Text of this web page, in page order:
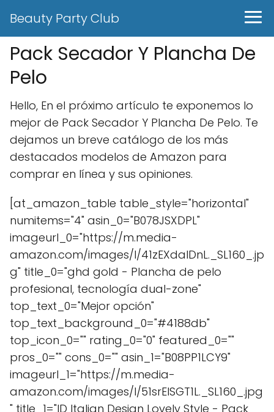
Beauty Party Club
Pack Secador Y Plancha De
Pelo
Hello, En el próximo artículo te exponemos lo
mejor de Pack Secador Y Plancha De Pelo. Te
dejamos un breve catálogo de los más
destacados modelos de Amazon para
comprar en línea y sus opiniones.
[at_amazon_table table_style="horizontal"
numitems="4" asin_0="B078JSXDPL"
imageurl_0="https://m.media-
amazon.com/images/I/41zEXdalDnL._SL160_.jp
g" title_0="ghd gold - Plancha de pelo
profesional, tecnología dual-zone"
top_text_0="Mejor opción"
top_text_background_0="#4188db"
top_icon_0="" rating_0="0" featured_0=""
pros_0="" cons_0="" asin_1="B08PP1LCY9"
imageurl_1="https://m.media-
amazon.com/images/I/51srEISGT1L._SL160_.jpg
" title_1="ID Italian Design Lovely Style - Pack